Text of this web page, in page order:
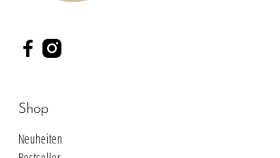
Shop
Neuheiten